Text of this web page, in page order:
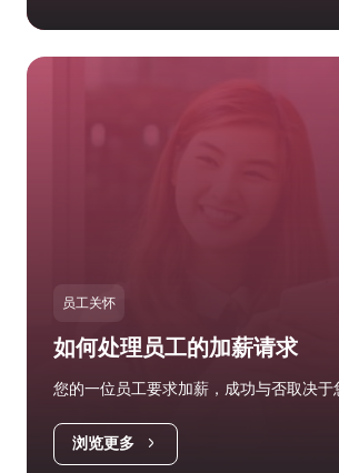
员工关怀
如何处理员工的加薪请求
您的一位员工要求加薪，成功与否取决于
浏览更多